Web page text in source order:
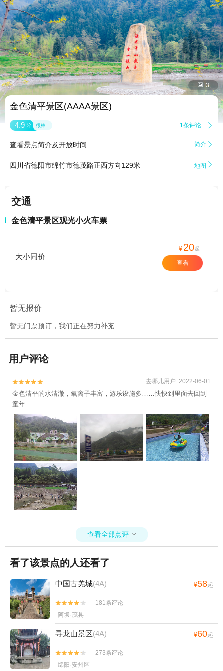
 3
金色清平景区(AAAA景区)
4.9 分 很棒 1条评论 
查看景点简介及开放时间 简介 
四川省德阳市绵竹市德茂路正西方向129米 地图 
交通
金色清平景区观光小火车票
大小同价
¥ 20起
查看
暂无报价
暂无门票预订，我们正在努力补充
用户评论

 去哪儿用户 2022-06-01
金色清平的水清澈，氧离子丰富，游乐设施多……快快到里面去回到
童年
查看全部点评 
看了该景点的人还看了
中国古羌城(4A) ¥58起


181条评论
阿坝·茂县
寻龙山景区(4A) ¥60起


273条评论
绵阳·安州区
